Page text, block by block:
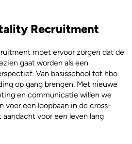
Recruitment
moet ervoor zorgen dat de
gaat worden als een
Van basisschool tot hbo
op gang brengen. Met nieuwe
en communicatie willen we
voor een loopbaan in de cross-
voor een leven lang